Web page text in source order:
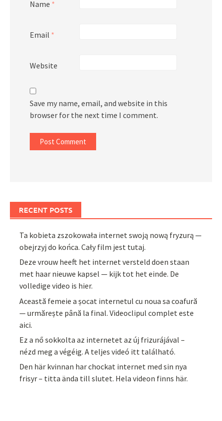
Name *
Email *
Website
Save my name, email, and website in this
browser for the next time I comment.
RECENT POSTS
Ta kobieta zszokowała internet swoją nową fryzurą —
obejrzyj do końca. Cały film jest tutaj.
Deze vrouw heeft het internet versteld doen staan
met haar nieuwe kapsel — kijk tot het einde. De
volledige video is hier.
Această femeie a șocat internetul cu noua sa coafură
— urmărește până la final. Videoclipul complet este
aici.
Ez a nő sokkolta az internetet az új frizurájával –
nézd meg a végéig. A teljes videó itt található.
Den här kvinnan har chockat internet med sin nya
frisyr – titta ända till slutet. Hela videon finns här.